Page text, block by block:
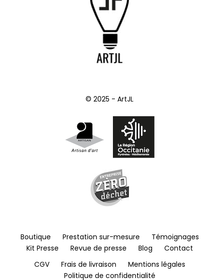
© 2025 - ArtJL
Boutique Prestation sur-mesure
Témoignages
Kit Presse
Revue de presse Blog
Contact
CGV
Frais de livraison
Mentions légales
Politique de confidentialité